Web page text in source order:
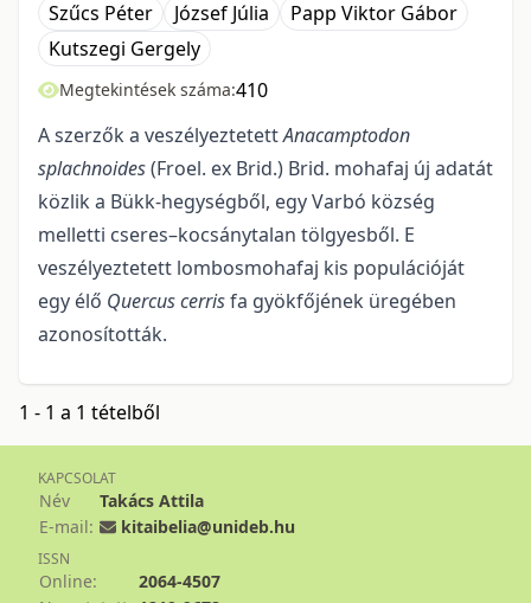
Szűcs Péter József Júlia
Papp Viktor Gábor
Kutszegi Gergely
Megtekintések száma:410
A szerzők a veszélyeztetettAnacamptodon
splachnoides(Froel. ex Brid.) Brid. mohafaj új adatát
közlik a Bükk-hegységből, egy Varbó község
melletti cseres–kocsánytalan tölgyesből. E
veszélyeztetett lombosmohafaj kis populációját
egy élő Quercus cerrisfa gyökfőjének üregében
azonosították.
1 - 1 a 1 tételből
KAPCSOLAT
Név
Takács Attila
E-mail:
kitaibelia@unideb.hu
ISSN
Online:
2064-4507